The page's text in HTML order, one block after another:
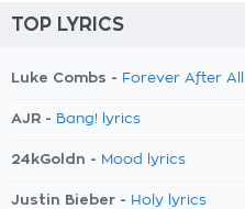
TOP LYRICS
Luke Combs - Forever After
AJR - Bang! lyrics
24kGoldn - Mood lyrics
Justin Bieber - Holy lyrics